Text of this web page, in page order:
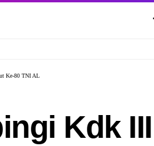
Ke-80 TNI AL
Kdk